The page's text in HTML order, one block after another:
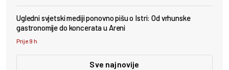
Ugledni svjetski mediji ponovno pišu o Istri: Od vrhunske
gastronomije do koncerata u Areni
Prije 9 h
Sve najnovije